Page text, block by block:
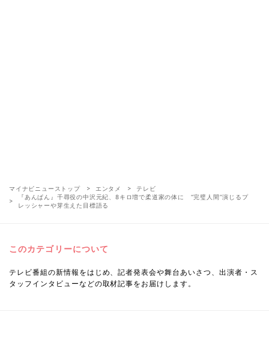
マイナビニューストップ エンタメ
テレビ
『あんぱん』千尋役の中沢元紀、8キロ増で柔道家の体に “完璧人間”演じるプ
レッシャーや芽生えた目標語る
このカテゴリーについて
テレビ番組の新情報をはじめ、記者発表会や舞台あいさつ、出演者・ス
タッフインタビューなどの取材記事をお届けします。